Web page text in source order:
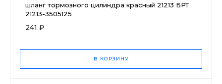
шланг тормозного цилиндра красный 21213 БРТ
21213-3505125
241 ₽
В КОРЗИНУ